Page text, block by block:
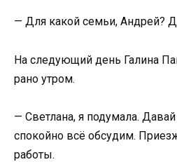
— Для какой семьи, Андрей?
На следующий день Галина
рано утром.
— Светлана, я подумала.
спокойно всё обсудим.
работы.